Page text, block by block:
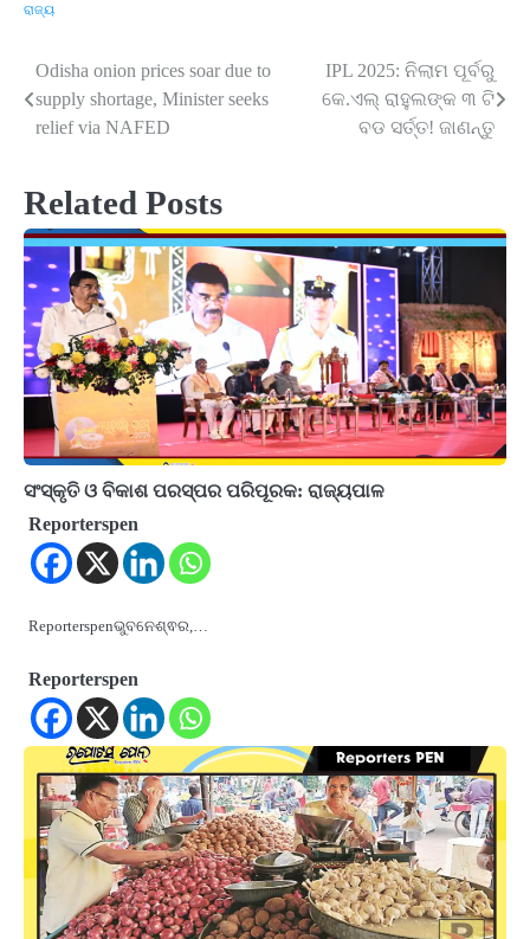
ରାଜ୍ୟ
Post
navigation
Odisha onion prices soar due to
supply shortage, Minister seeks
relief via NAFED
IPL 2025: ନିଲାମ ପୂର୍ବରୁ
କେ.ଏଲ୍ ରାହୁଲଙ୍କ ୩ ଟି
ବଡ ସର୍ତ୍ତ! ଜାଣନ୍ତୁ
Related Posts
ସଂସ୍କୃତି ଓ ବିକାଶ ପରସ୍ପର ପରିପୂରକ: ରାଜ୍ୟପାଳ
Reporterspen
Reporterspenଭୁବନେଶ୍ଵର,…
Reporterspen